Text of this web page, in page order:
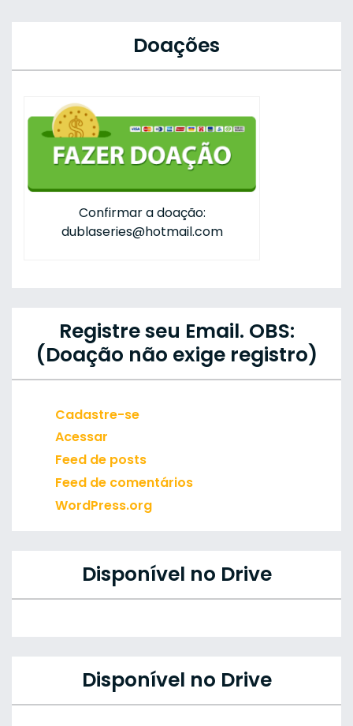
Doações
Confirmar a doação:
dublaseries@hotmail.com
Registre seu Email. OBS:
(Doação não exige registro)
Cadastre-se
Acessar
Feed de posts
Feed de comentários
WordPress.org
Disponível no Drive
Disponível no Drive